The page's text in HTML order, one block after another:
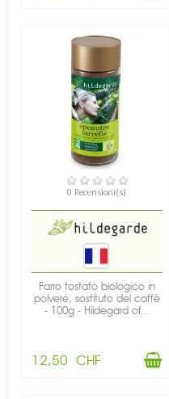
DISPONIBILE
0 Recensioni(s)
Farro tostato biologico in
polvere, sostituto del caffè
- 100g - Hildegard of...
12,50 CHF